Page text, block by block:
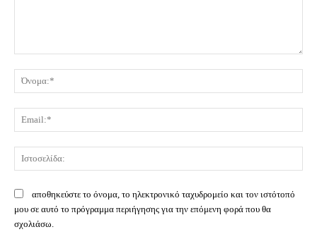
αποθηκεύστε το όνομα, το ηλεκτρονικό ταχυδρομείο και τον ιστότοπό
μου σε αυτό το πρόγραμμα περιήγησης για την επόμενη φορά που θα
σχολιάσω.